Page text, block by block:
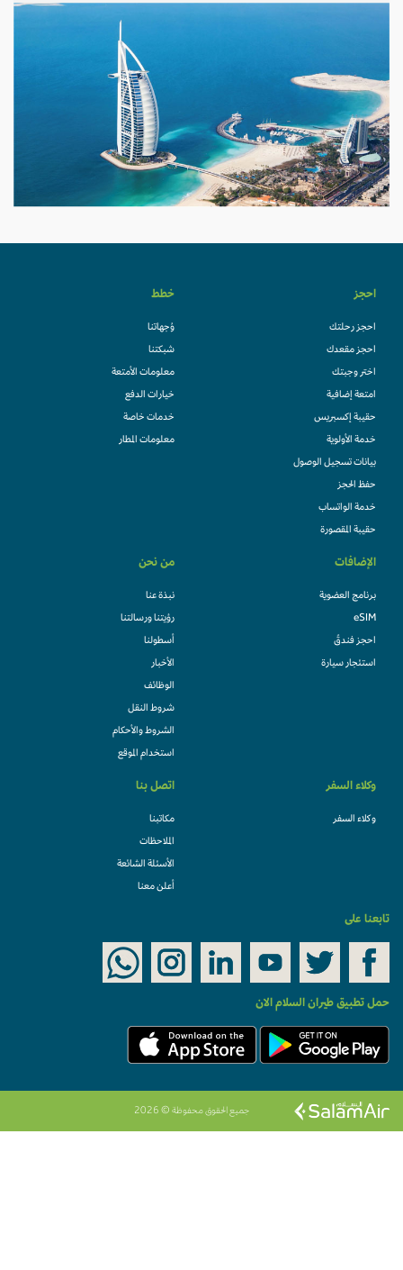
احجز
احجز رحلتك
احجز مقعدك
اختر وجبتك
امتعة إضافية
حقيبة إكسبريس
خدمة الأولوية
بيانات تسجيل الوصول
حفظ الحجز
خدمة الواتساب
حقيبة المقصورة
خطط
وُجهاتنا
شبكتنا
معلومات الأمتعة
خيارات الدفع
خدمات خاصة
معلومات المطار
الإضافات
برنامج العضوية
eSIM
احجز فندقً
استئجار سيارة
من نحن
نبذة عنا
رؤيتنا ورسالتنا
أسطولنا
الأخبار
الوظائف
شروط النقل
الشروط والأحكام
استخدام الموقع
وكلاء السفر
وكلاء السفر
اتصل بنا
مكاتبنا
الملاحظات
الأسئلة الشائعة
أعلن معنا
تابعنا على
حمل تطبيق طيران السلام الان
جميع الحقوق محفوظة © 2026